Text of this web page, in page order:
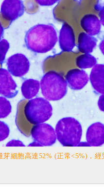
細胞高達52% (正常<5%)，